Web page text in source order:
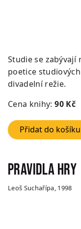
Studie se
poetice
divadelní režie.
Cena knihy:90 Kč
Přidat do košíku
Pravidla hry
Leoš Suchařípa, 1998